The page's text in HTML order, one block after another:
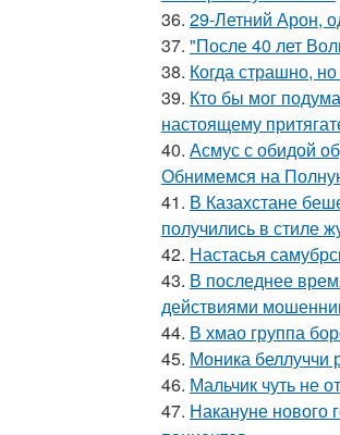
36. 29-Летний Арон,
37. "После 40 лет
38. Когда страшно,
39. Кто бы мог
настоящему
40. Асмус с обидой
Обнимемся на
41. В Казахстане
получились в стиле
42. Настасья
43. В последнее
действиями
44. В хмао группа
45. Моника беллуччи
46. Мальчик чуть не
47. Накануне нового